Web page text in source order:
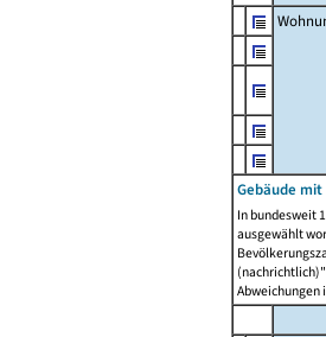
Gebäude
In bundesweit
ausgewählt
Abweichungen